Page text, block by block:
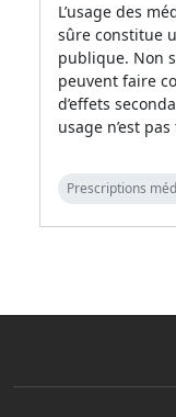
L’usage des
sûre constitue
publique. Non
peuvent faire
d’effets
usage n’est
Prescriptions